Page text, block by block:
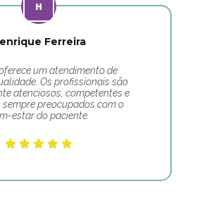
Ferreira
um atendimento de
Os profissionais são
atenciosos, competentes e
sempre preocupados com o
estar do paciente.